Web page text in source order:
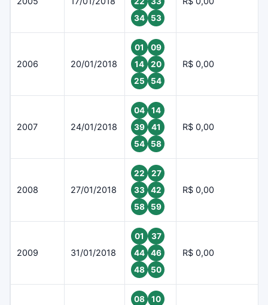
34
53
2006 20/01/2018
01
09
14
20
25
54
R$ 0,00
2007 24/01/2018
04
14
39
41
54
58
R$ 0,00
2008 27/01/2018
22
27
33
42
58
59
R$ 0,00
2009 31/01/2018
01
37
44
46
48
50
R$ 0,00
08
10